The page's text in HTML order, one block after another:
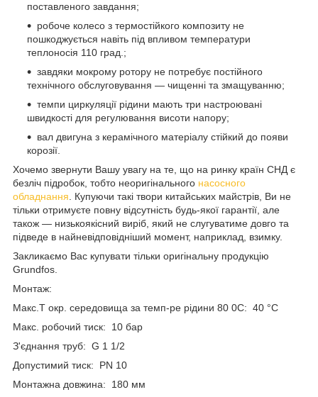
поставленого завдання;
робоче колесо з термостійкого композиту не
пошкоджується навіть під впливом температури
теплоносія 110 град.;
завдяки мокрому ротору не потребує постійного
технічного обслуговування — чищенні та змащуванню;
темпи циркуляції рідини мають три настроювані
швидкості для регулювання висоти напору;
вал двигуна з керамічного матеріалу стійкий до появи
корозії.
Хочемо звернути Вашу увагу на те, що на ринку країн СНД є
безліч підробок, тобто неоригінального насосного
обладнання. Купуючи такі твори китайських майстрів, Ви не
тільки отримуєте повну відсутність будь-якої гарантії, але
також — низькоякісний виріб, який не слугуватиме довго та
підведе в найневідповідніший момент, наприклад, взимку.
Закликаємо Вас купувати тільки оригінальну продукцію
Grundfos.
Монтаж:
Макс.T окр. середовища за темп-ре рідини 80 0C: 40 °C
Макс. робочий тиск: 10 бар
З'єднання труб: G 1 1/2
Допустимий тиск: PN 10
Монтажна довжина: 180 мм